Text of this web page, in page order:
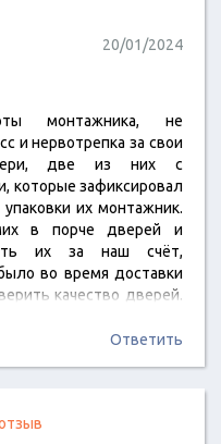
20/01/2024
монтажника, не
и нервотрепка за свои
две из них с
которые зафиксировал
их монтажник.
в порче дверей и
их за наш счёт,
во время доставки
качество дверей.
вскрыть и проверить
Ответить